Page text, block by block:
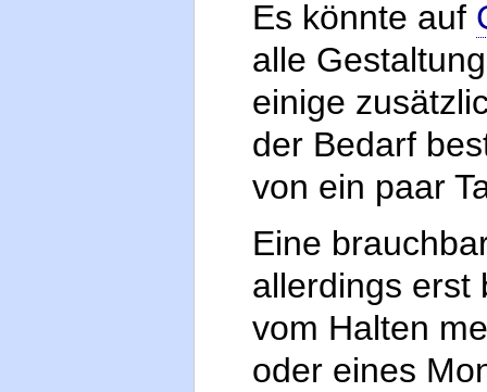
Es könnte auf
alle
einige
der Bedarf
von ein paar
Eine
allerdings erst
vom Halten
oder eines